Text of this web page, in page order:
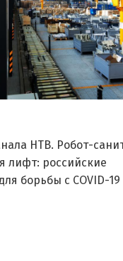
НТВ. Робот-
российские
борьбы с COVID-19